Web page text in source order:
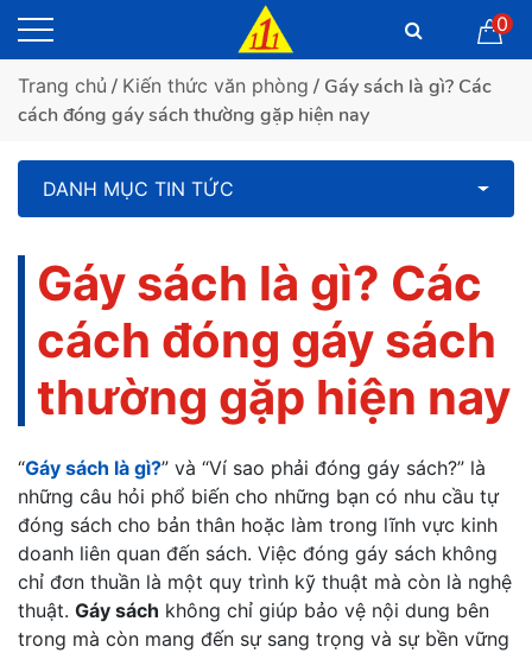
0
Trang chủ / Kiến thức văn phòng / Gáy sách là gì? Các
cách đóng gáy sách thường gặp hiện nay
DANH MỤC TIN TỨC
Gáy sách là gì? Các
cách đóng gáy sách
thường gặp hiện nay
“Gáy sách là gì?” và “Ví sao phải đóng gáy sách?” là
những câu hỏi phổ biến cho những bạn có nhu cầu tự
đóng sách cho bản thân hoặc làm trong lĩnh vực kinh
doanh liên quan đến sách. Việc đóng gáy sách không
chỉ đơn thuần là một quy trình kỹ thuật mà còn là nghệ
thuật. Gáy sách không chỉ giúp bảo vệ nội dung bên
trong mà còn mang đến sự sang trọng và sự bền vững